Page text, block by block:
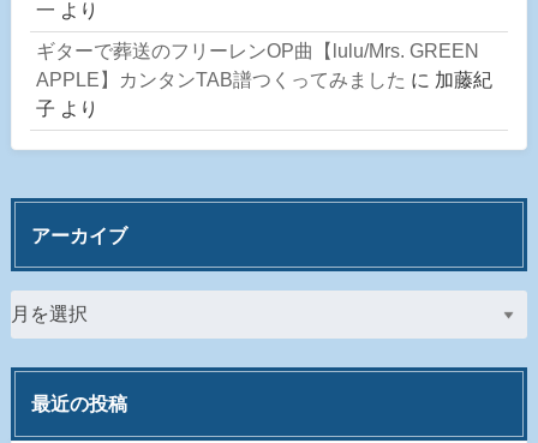
一 より
ギターで葬送のフリーレンOP曲【lulu/Mrs. GREEN
APPLE】カンタンTAB譜つくってみました に 加藤紀
子 より
アーカイブ
最近の投稿